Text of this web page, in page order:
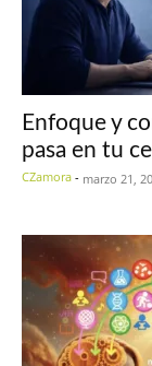
Enfoque y
pasa en tu
CZamora - marzo 21,